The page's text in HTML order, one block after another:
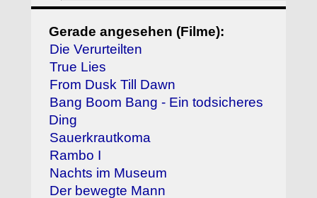
Gerade angesehen (Filme):
Die Verurteilten
True Lies
From Dusk Till Dawn
Bang Boom Bang - Ein todsicheres
Ding
Sauerkrautkoma
Rambo I
Nachts im Museum
Der bewegte Mann